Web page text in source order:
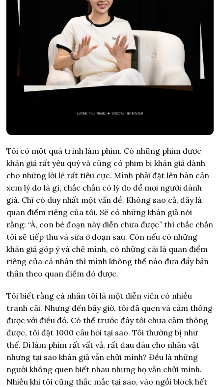
Tôi có một quá trình làm phim. Có những phim được
khán giả rất yêu quý và cũng có phim bị khán giả dành
cho những lời lẽ rất tiêu cực. Mình phải đặt lên bàn cân
xem lý do là gì, chắc chắn có lý do để mọi người đánh
giá. Chỉ có duy nhất một vấn đề. Không sao cả, đây là
quan điểm riêng của tôi. Sẽ có những khán giả nói
rằng: “À, con bé đoạn này diễn chưa được” thì chắc chắn
tôi sẽ tiếp thu và sửa ở đoạn sau. Còn nếu có những
khán giả góp ý và chê mình, có những cái là quan điểm
riêng của cá nhân thì mình không thể nào đưa đẩy bản
thân theo quan điểm đó được.
Tôi biết rằng cá nhân tôi là một diễn viên có nhiều
tranh cãi. Nhưng đến bây giờ, tôi đã quen và cảm thông
được với điều đó. Có thể trước đây tôi chưa cảm thông
được, tôi đặt 1000 câu hỏi tại sao. Tôi thường bị như
thế. Đi làm phim rất vất vả, rất đau đáu cho nhân vật
nhưng tại sao khán giả vẫn chửi mình? Đều là những
người không quen biết nhau nhưng họ vẫn chửi mình.
Nhiều khi tôi cũng thắc mắc tại sao, vào ngồi block hết